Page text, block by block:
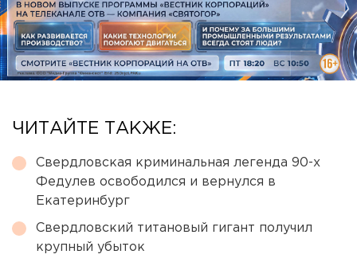
ЧИТАЙТЕ ТАКЖЕ:
Свердловская криминальная легенда 90-х
Федулев освободился и вернулся в
Екатеринбург
Свердловский титановый гигант получил
крупный убыток